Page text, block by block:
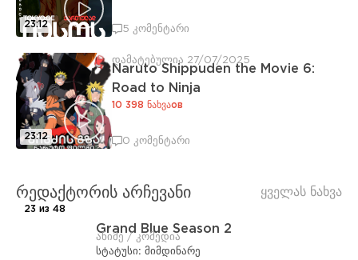
23:12
5 კომენტარი
23:12
დამატებულია 27/07/2025
Naruto Shippuden the Movie 6:
Road to Ninja
10 398 ნახვაов
0 კომენტარი
რედაქტორის არჩევანი ყველას ნახვა
23 из 48
Grand Blue Season 2
ანიმე / კომედია
სტატუსი: მიმდინარე